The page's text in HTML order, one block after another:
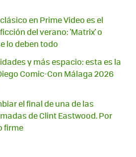
en Prime Video es el
del verano: 'Matrix' o
lo deben todo
y más espacio: esta es la
Comic-Con Málaga 2026
el final de una de las
de Clint Eastwood. Por
firme